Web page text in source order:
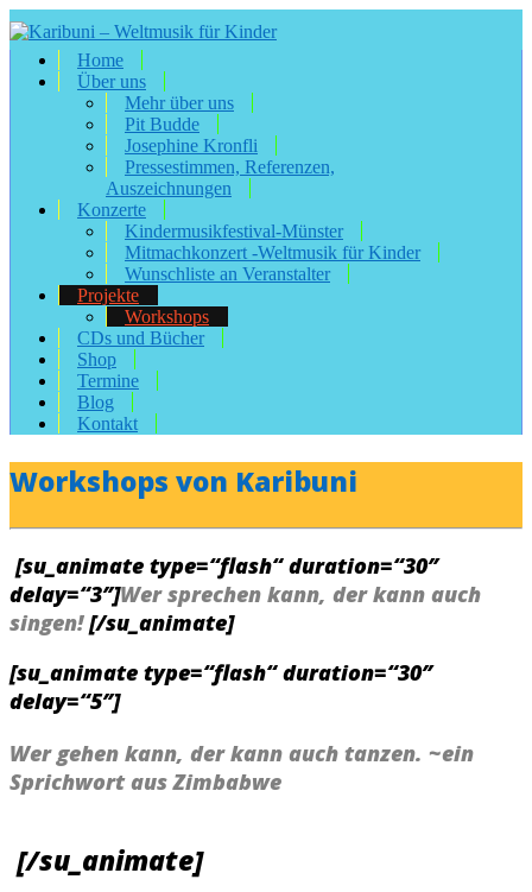
Home
Über uns
Mehr über uns
Pit Budde
Josephine Kronfli
Pressestimmen, Referenzen,
Auszeichnungen
Konzerte
Kindermusikfestival-Münster
Mitmachkonzert -Weltmusik für Kinder
Wunschliste an Veranstalter
Projekte
Workshops
CDs und Bücher
Shop
Termine
Blog
Kontakt
Workshops von Karibuni
[su_animate type=“flash“ duration=“30″
delay=“3″]Wer sprechen kann, der kann auch
singen! [/su_animate]
[su_animate type=“flash“ duration=“30″
delay=“5″]
Wer gehen kann, der kann auch tanzen. ~ein
Sprichwort aus Zimbabwe
[/su_animate]